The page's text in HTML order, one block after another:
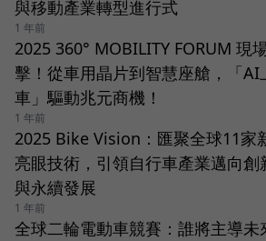
與移動產業轉型進行式
1 年前
2025 360° MOBILITY FORUM 現
擊！從車用晶片到智慧座艙，「AI
車」驅動兆元商機！
1 年前
2025 Bike Vision：匯聚全球11家
亮眼技術，引領自行車產業邁向創
與永續發展
1 年前
全球二輪電動車競賽：誰將主導未